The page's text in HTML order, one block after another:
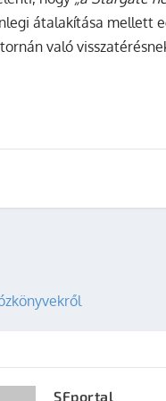
átalakítása mellett
való
SFportal